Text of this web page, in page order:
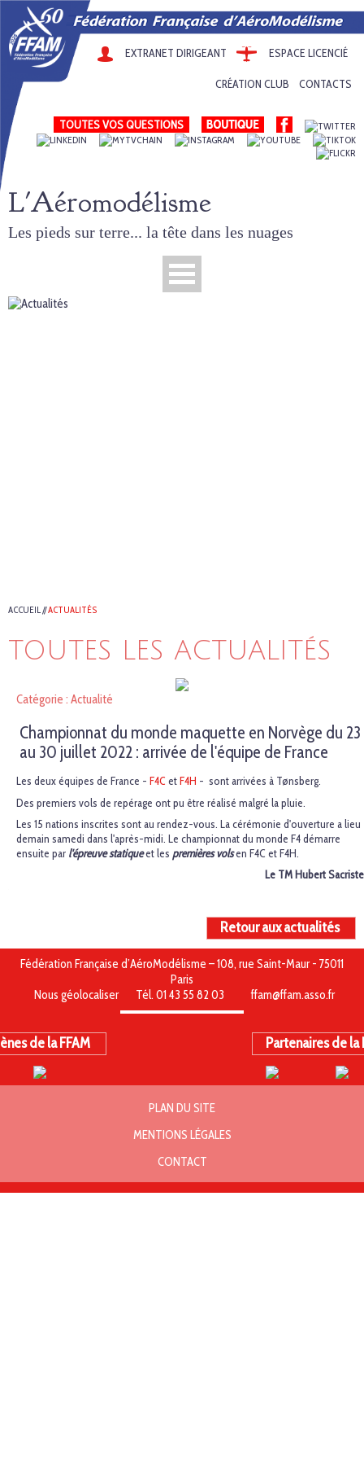
EXTRANET DIRIGEANT ESPACE LICENCIÉ
CRÉATION CLUB CONTACTS
TOUTES VOS QUESTIONS
L'Aéromodélisme
Les pieds sur terre... la tête dans les nuages
ACCUEIL//ACTUALITÉS
TOUTES LES ACTUALITÉS
Catégorie : Actualité
Championnat du monde maquette en Norvège du 23
au 30 juillet 2022 : arrivée de l'équipe de France
Les deux équipes de France - F4C etF4H - sont arrivées à Tønsberg.
Des premiers vols de repérage ont pu être réalisé malgré la pluie.
Les 15 nations inscrites sont au rendez-vous. La cérémonie d'ouverture a lieu
demain samedi dans l'après-midi. Le championnat du monde F4 démarre
ensuite par l'épreuve statiqueet les premières volsen F4C et F4H.
Le TM Hubert Sacriste
Retour aux actualités
Fédération Française d’AéroModélisme – 108, rue Saint-Maur - 75011
Paris
Nous géolocaliser
Tél. 01 43 55 82 03 ffam@ffam.asso.fr
de la FFAM Partenaires de la
PLAN DU SITE
MENTIONS LÉGALES
CONTACT